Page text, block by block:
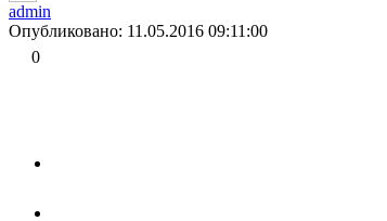
admin
Опубликовано: 11.05.2016 09:11:00
0